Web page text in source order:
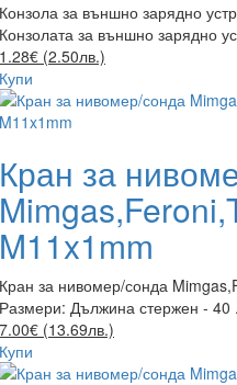
Конзола за външно зарядно
Конзолата за външно зарядно
1.28€ (2.50лв.)
Купи
Кран за
M11x1mm
Кран за нивомер/сонда
Размери: Дължина стержен - 40
7.00€ (13.69лв.)
Купи